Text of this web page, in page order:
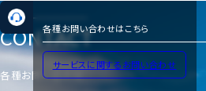
各種お問い合わせはこちら
サービスに関するお問い合わせ
CONTACT
各種お問い合わせ